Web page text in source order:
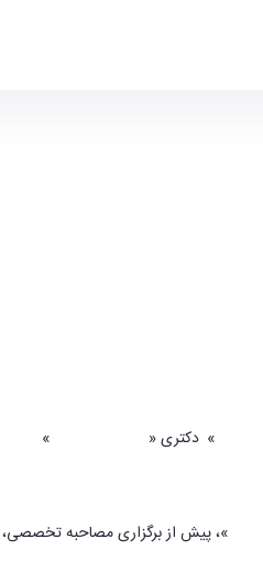
اسلامی»
|دکتری « هنرهای تجسمی»
تجسمی»، پیش از برگزاری مصاحبه تخصصی،